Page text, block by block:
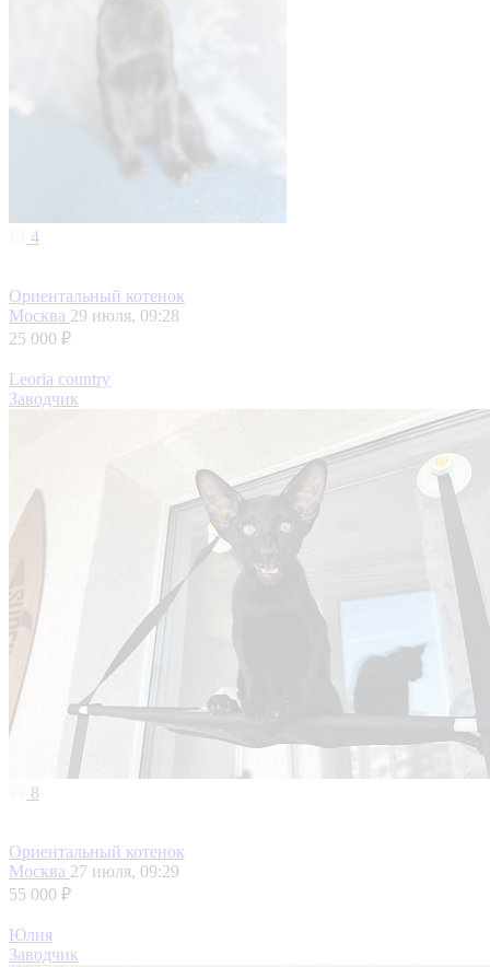
4
Ориентальный котенок
Москва 29 июля, 09:28
25 000 ₽
Leoria country
Заводчик
8
Ориентальный котенок
Москва 27 июля, 09:29
55 000 ₽
Юлия
Заводчик